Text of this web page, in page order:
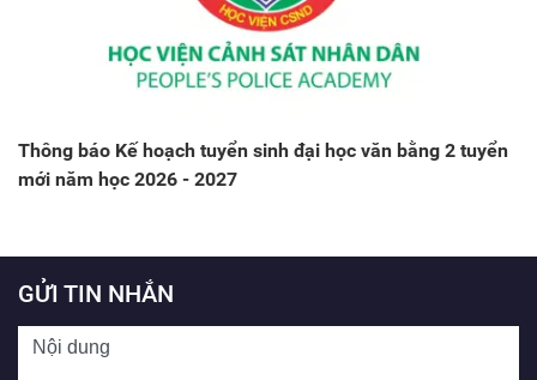
Thông báo Kế hoạch tuyển sinh đại học văn bằng 2 tuyển
mới năm học 2026 - 2027
GỬI TIN NHẮN